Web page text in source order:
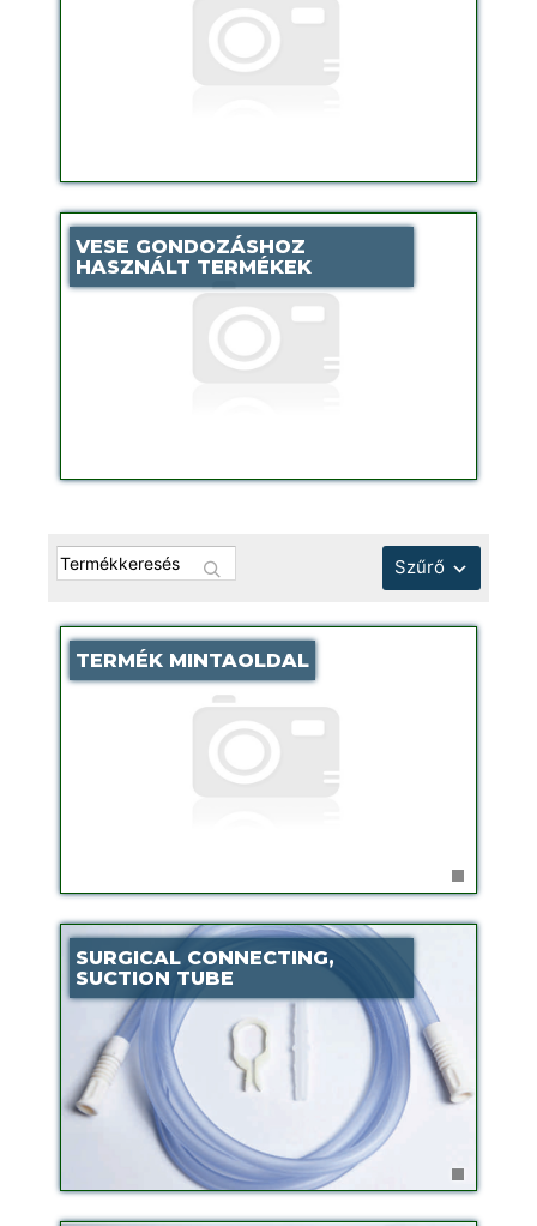
VESE GONDOZÁSHOZ
HASZNÁLT TERMÉKEK
Szűrő
TERMÉK MINTAOLDAL
SURGICAL CONNECTING,
SUCTION TUBE